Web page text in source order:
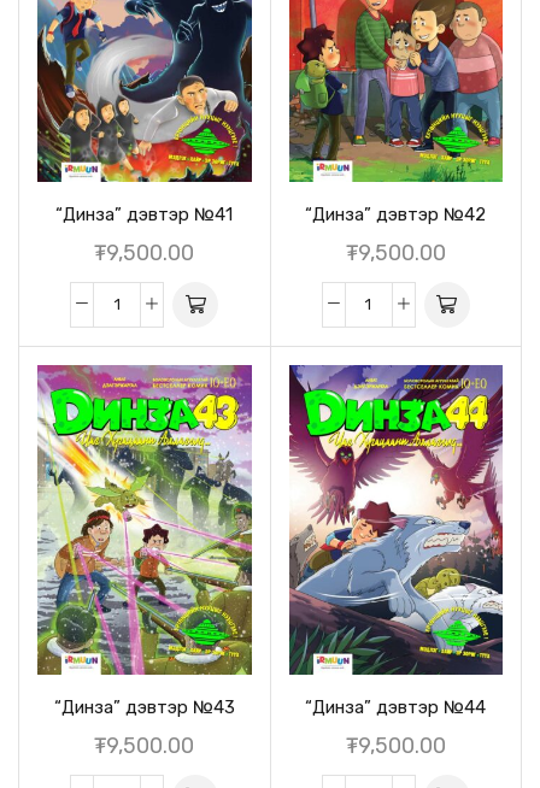
“Динза” дэвтэр №41
₮9,500.00
“Динза” дэвтэр №42
₮9,500.00
“Динза” дэвтэр №43
₮9,500.00
“Динза” дэвтэр №44
₮9,500.00